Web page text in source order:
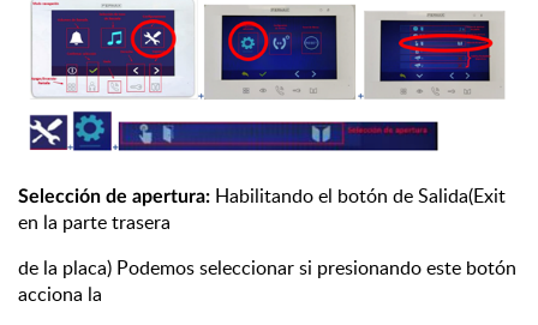
Selección de apertura: Habilitando el botón de Salida(Exit
en la parte trasera
de la placa) Podemos seleccionar si presionando este botón
acciona la